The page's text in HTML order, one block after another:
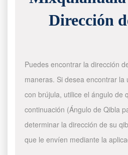
Dirección
Puedes encontrar la dirección
maneras. Si desea encontrar la
con brújula, utilice el ángulo de
continuación (Ángulo de Qibla
determinar la dirección de su
que le envíen mediante la